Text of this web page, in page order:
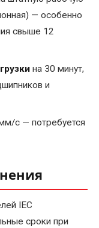
— особенно
свыше 12
на 30 минут,
и
с — потребуется
IEC
сроки при